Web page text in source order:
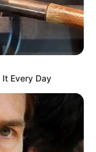
Every Day